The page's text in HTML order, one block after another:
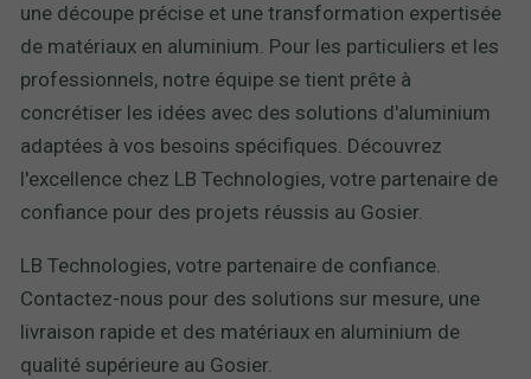
une découpe précise et une transformation expertisée
de matériaux en aluminium. Pour les particuliers et les
professionnels, notre équipe se tient prête à
concrétiser les idées avec des solutions d'aluminium
adaptées à vos besoins spécifiques. Découvrez
l'excellence chez LB Technologies, votre partenaire de
confiance pour des projets réussis au Gosier.
LB Technologies, votre partenaire de confiance.
Contactez-nous pour des solutions sur mesure, une
livraison rapide et des matériaux en aluminium de
qualité supérieure au Gosier.